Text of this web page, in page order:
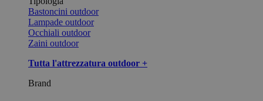
Bastoncini outdoor
Lampade outdoor
Occhiali outdoor
Zaini outdoor
Tutta l'attrezzatura outdoor +
Brand